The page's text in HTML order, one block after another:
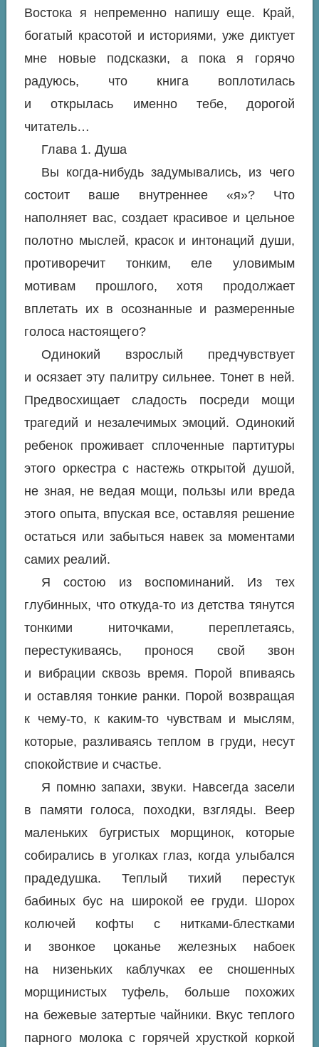
Востока я непременно напишу еще. Край,
богатый красотой и историями, уже диктует
мне новые подсказки, а пока я горячо
радуюсь, что книга воплотилась
и открылась именно тебе, дорогой
читатель…
Глава 1. Душа
Вы когда-нибудь задумывались, из чего
состоит ваше внутреннее «я»? Что
наполняет вас, создает красивое и цельное
полотно мыслей, красок и интонаций души,
противоречит тонким, еле уловимым
мотивам прошлого, хотя продолжает
вплетать их в осознанные и размеренные
голоса настоящего?
Одинокий взрослый предчувствует
и осязает эту палитру сильнее. Тонет в ней.
Предвосхищает сладость посреди мощи
трагедий и незалечимых эмоций. Одинокий
ребенок проживает сплоченные партитуры
этого оркестра с настежь открытой душой,
не зная, не ведая мощи, пользы или вреда
этого опыта, впуская все, оставляя решение
остаться или забыться навек за моментами
самих реалий.
Я состою из воспоминаний. Из тех
глубинных, что откуда-то из детства тянутся
тонкими ниточками, переплетаясь,
перестукиваясь, пронося свой звон
и вибрации сквозь время. Порой впиваясь
и оставляя тонкие ранки. Порой возвращая
к чему-то, к каким-то чувствам и мыслям,
которые, разливаясь теплом в груди, несут
спокойствие и счастье.
Я помню запахи, звуки. Навсегда засели
в памяти голоса, походки, взгляды. Веер
маленьких бугристых морщинок, которые
собирались в уголках глаз, когда улыбался
прадедушка. Теплый тихий перестук
бабиных бус на широкой ее груди. Шорох
колючей кофты с нитками-блестками
и звонкое цоканье железных набоек
на низеньких каблучках ее сношенных
морщинистых туфель, больше похожих
на бежевые затертые чайники. Вкус теплого
парного молока с горячей хрусткой коркой